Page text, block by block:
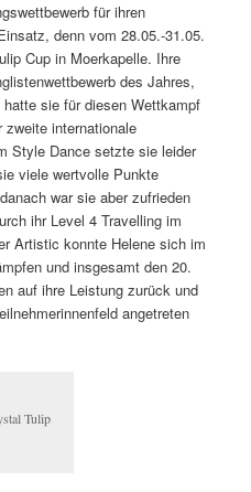
für ihren
denn vom 28.05.-31.05.
Cup in Moerkapelle. Ihre
des Jahres,
sie für diesen Wettkampf
zweite internationale
Style Dance setzte sie leider
viele wertvolle Punkte
war sie aber zufrieden
ihr Level 4 Travelling im
Artistic konnte Helene sich im
und insgesamt den 20.
auf ihre Leistung zurück und
angetreten
Tulip